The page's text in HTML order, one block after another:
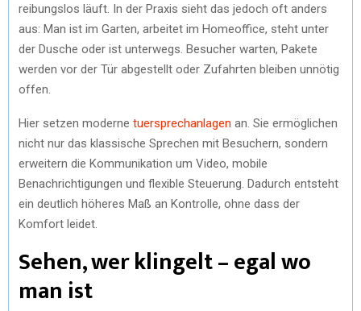
reibungslos läuft. In der Praxis sieht das jedoch oft anders
aus: Man ist im Garten, arbeitet im Homeoffice, steht unter
der Dusche oder ist unterwegs. Besucher warten, Pakete
werden vor der Tür abgestellt oder Zufahrten bleiben unnötig
offen.
Hier setzen moderne tuersprechanlagen an. Sie ermöglichen
nicht nur das klassische Sprechen mit Besuchern, sondern
erweitern die Kommunikation um Video, mobile
Benachrichtigungen und flexible Steuerung. Dadurch entsteht
ein deutlich höheres Maß an Kontrolle, ohne dass der
Komfort leidet.
Sehen, wer klingelt – egal wo
man ist